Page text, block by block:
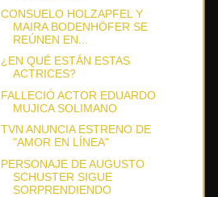
CONSUELO HOLZAPFEL Y
MAIRA BODENHÖFER SE
REÚNEN EN...
¿EN QUÉ ESTÁN ESTAS
ACTRICES?
FALLECIÓ ACTOR EDUARDO
MUJICA SOLIMANO
TVN ANUNCIA ESTRENO DE
"AMOR EN LÍNEA"
PERSONAJE DE AUGUSTO
SCHUSTER SIGUE
SORPRENDIENDO